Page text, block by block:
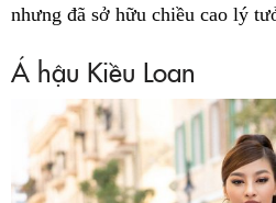
nhưng đã sở hữu chiều cao lý
Á hậu Kiều Loan